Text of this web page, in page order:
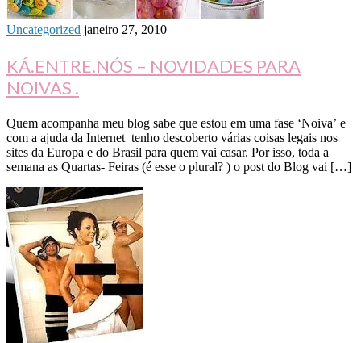
Uncategorized janeiro 27, 2010
KÁ.ENTRE.NÓS – NOVIDADES PARA
NOIVAS .
Quem acompanha meu blog sabe que estou em uma fase ‘Noiva’ e
com a ajuda da Internet tenho descoberto várias coisas legais nos
sites da Europa e do Brasil para quem vai casar. Por isso, toda a
semana as Quartas- Feiras (é esse o plural? ) o post do Blog vai […]